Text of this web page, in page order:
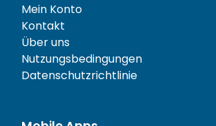
Mein Konto
Kontakt
Über uns
Nutzungsbedingungen
Datenschutzrichtlinie